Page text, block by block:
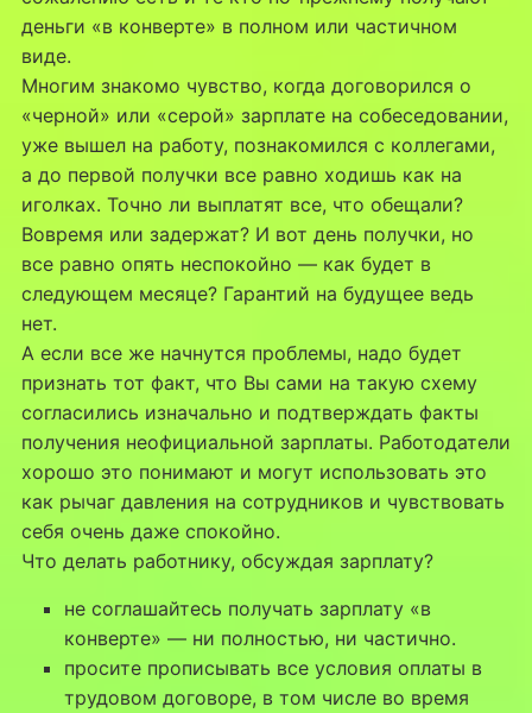
деньги «в конверте» в полном или частичном
виде.
Многим знакомо чувство, когда договорился о
«черной» или «серой» зарплате на собеседовании,
уже вышел на работу, познакомился с коллегами,
а до первой получки все равно ходишь как на
иголках. Точно ли выплатят все, что обещали?
Вовремя или задержат? И вот день получки, но
все равно опять неспокойно — как будет в
следующем месяце? Гарантий на будущее ведь
нет.
А если все же начнутся проблемы, надо будет
признать тот факт, что Вы сами на такую схему
согласились изначально и подтверждать факты
получения неофициальной зарплаты. Работодатели
хорошо это понимают и могут использовать это
как рычаг давления на сотрудников и чувствовать
себя очень даже спокойно.
Что делать работнику, обсуждая зарплату?
не соглашайтесь получать зарплату «в
конверте» — ни полностью, ни частично.
просите прописывать все условия оплаты в
трудовом договоре, в том числе во время